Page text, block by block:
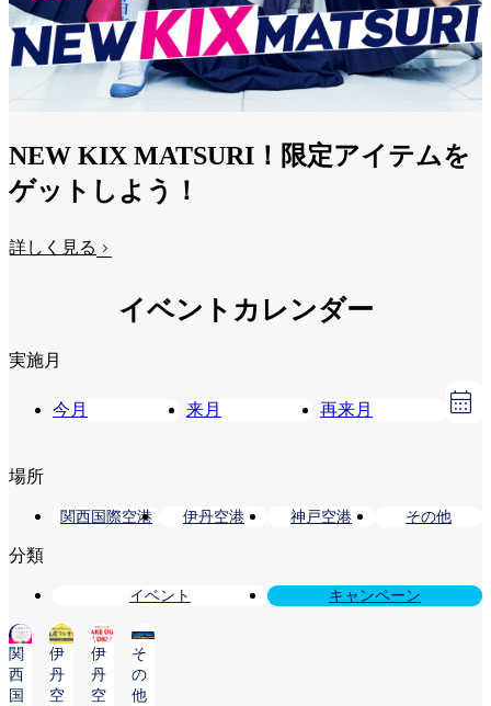
NEW KIX MATSURI！限定アイテムを
ゲットしよう！
詳しく見る
イベントカレンダー
実施月
今月 来月 再来月
場所
関西国際空港 伊丹空港 神戸空港 その他
分類
イベント キャンペーン
関
西
国
伊
丹
空
伊
丹
空
そ
の
他